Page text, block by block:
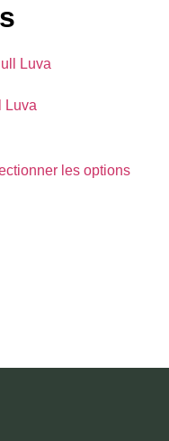
Luva
les options